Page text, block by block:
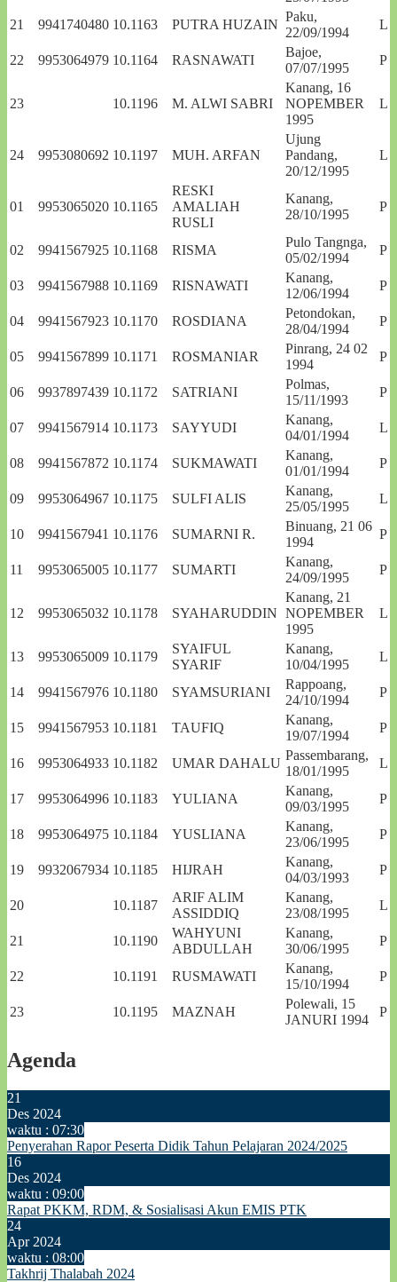
21
9941740480 10.1163 PUTRA HUZAIN
Paku,
22/09/1994
L
22 9953064979 10.1164 RASNAWATI
Bajoe,
07/07/1995
P
23 10.1196 M. ALWI SABRI
Kanang, 16
NOPEMBER
1995
L
24 9953080692 10.1197 MUH. ARFAN
Ujung
Pandang,
20/12/1995
L
01 9953065020 10.1165
RESKI
AMALIAH
RUSLI
Kanang,
28/10/1995
P
02 9941567925 10.1168 RISMA
Pulo Tangnga,
05/02/1994
P
03 9941567988 10.1169 RISNAWATI
Kanang,
12/06/1994
P
04 9941567923 10.1170 ROSDIANA
Petondokan,
28/04/1994
P
05 9941567899 10.1171 ROSMANIAR
Pinrang, 24 02
1994
P
06 9937897439 10.1172 SATRIANI
Polmas,
15/11/1993
P
07 9941567914 10.1173 SAYYUDI
Kanang,
04/01/1994
L
08 9941567872 10.1174 SUKMAWATI
Kanang,
01/01/1994
P
09 9953064967 10.1175 SULFI ALIS
Kanang,
25/05/1995
L
10 9941567941 10.1176 SUMARNI R.
Binuang, 21 06
1994
P
11 9953065005 10.1177 SUMARTI
Kanang,
24/09/1995
P
12 9953065032 10.1178 SYAHARUDDIN
Kanang, 21
NOPEMBER
1995
L
13 9953065009 10.1179
SYAIFUL
SYARIF
Kanang,
10/04/1995
L
14 9941567976 10.1180 SYAMSURIANI
Rappoang,
24/10/1994
P
15 9941567953 10.1181 TAUFIQ
Kanang,
19/07/1994
P
16 9953064933 10.1182 UMAR DAHALU
Passembarang,
18/01/1995
L
17 9953064996 10.1183 YULIANA
Kanang,
09/03/1995
P
18 9953064975 10.1184 YUSLIANA
Kanang,
23/06/1995
P
19 9932067934 10.1185 HIJRAH
Kanang,
04/03/1993
P
20 10.1187
ARIF ALIM
ASSIDDIQ
Kanang,
23/08/1995
L
21 10.1190
WAHYUNI
ABDULLAH
Kanang,
30/06/1995
P
22 10.1191 RUSMAWATI
Kanang,
15/10/1994
P
23 10.1195 MAZNAH
Polewali, 15
JANURI 1994
P
Agenda
21
Des 2024
waktu : 07:30
Penyerahan Rapor Peserta Didik Tahun Pelajaran 2024/2025
16
Des 2024
waktu : 09:00
Rapat PKKM, RDM, & Sosialisasi Akun EMIS PTK
24
Apr 2024
waktu : 08:00
Takhrij Thalabah 2024